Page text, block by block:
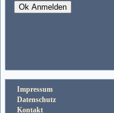
Impressum
Datenschutz
Kontakt